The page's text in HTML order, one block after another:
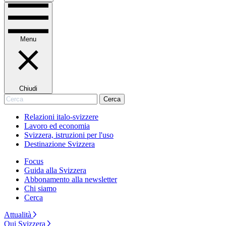
Menu
Chiudi
Cerca Cerca
Relazioni italo-svizzere
Lavoro ed economia
Svizzera, istruzioni per l'uso
Destinazione Svizzera
Focus
Guida alla Svizzera
Abbonamento alla newsletter
Chi siamo
Cerca
Attualità
Qui Svizzera